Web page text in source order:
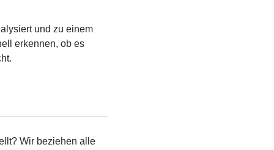
und zu einem
erkennen, ob es
Wir beziehen alle